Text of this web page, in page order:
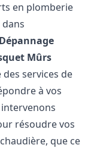
en plomberie
dans
Mûrs
services de
à vos
résoudre vos
que ce